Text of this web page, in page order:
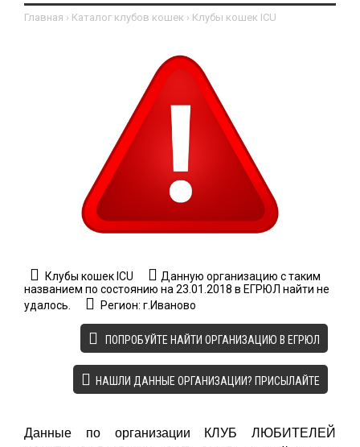
Главная › Каталог клубов кошек › Клубы кошек ICU
Клубы кошек ICU
Данную организацию с таким
названием по состоянию на 23.01.2018 в ЕГРЮЛ найти не
удалось.
Регион: г.Иваново
ПОПРОБУЙТЕ НАЙТИ ОРГАНИЗАЦИЮ В ЕГРЮЛ
НАШЛИ ДАННЫЕ ОРГАНИЗАЦИИ? ПРИСЫЛАЙТЕ
Данные по организации КЛУБ ЛЮБИТЕЛЕЙ